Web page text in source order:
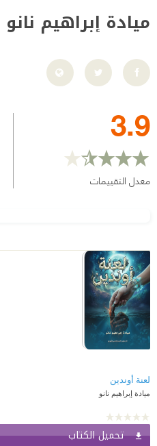
ميادة إبراهيم نانو
3.9
معدل التقييمات
لعنة أوندين
ميادة إبراهيم نانو
تحميل الكتاب